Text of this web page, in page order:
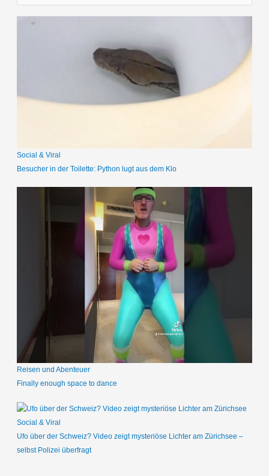
c
c
Social & Viral
Besucher in der Toilette: Python lugt aus dem Klo
Reisen und Abenteuer
Finally enough space to dance
Social & Viral
Ufo über der Schweiz? Video zeigt mysteriöse Lichter am Zürichsee –
selbst Polizei überfragt